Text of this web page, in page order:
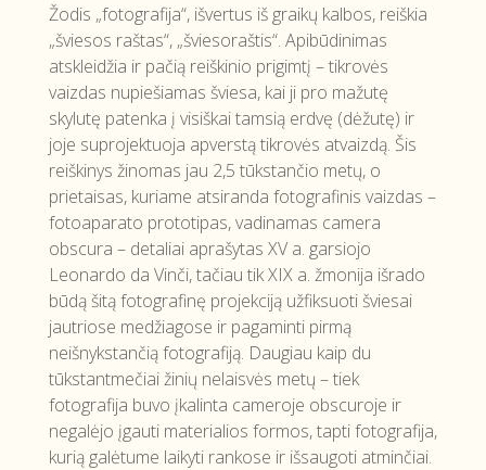
Žodis „fotografija“, išvertus iš graikų kalbos, reiškia
„šviesos raštas“, „šviesoraštis“. Apibūdinimas
atskleidžia ir pačią reiškinio prigimtį – tikrovės
vaizdas nupiešiamas šviesa, kai ji pro mažutę
skylutę patenka į visiškai tamsią erdvę (dėžutę) ir
joje suprojektuoja apverstą tikrovės atvaizdą. Šis
reiškinys žinomas jau 2,5 tūkstančio metų, o
prietaisas, kuriame atsiranda fotografinis vaizdas –
fotoaparato prototipas, vadinamas camera
obscura – detaliai aprašytas XV a. garsiojo
Leonardo da Vinči, tačiau tik XIX a. žmonija išrado
būdą šitą fotografinę projekciją užfiksuoti šviesai
jautriose medžiagose ir pagaminti pirmą
neišnykstančią fotografiją. Daugiau kaip du
tūkstantmečiai žinių nelaisvės metų – tiek
fotografija buvo įkalinta cameroje obscuroje ir
negalėjo įgauti materialios formos, tapti fotografija,
kurią galėtume laikyti rankose ir išsaugoti atminčiai.